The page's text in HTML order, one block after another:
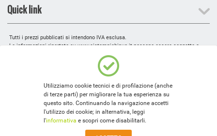
Quick link
Tutti i prezzi pubblicati si intendono IVA esclusa.
Le informazioni riportate su www.sistampichipuo.it possono essere soggette a
Le immagini sono indicative e possono presentare lievi variazioni cromatiche.
Web site design, testi e grafica © 2010-2019Explicita Srl
iproduzione anche parziale.
EXPLICITA SRL -Via Latorre, 43 - 72015 FASANO (BR)
R.I. Brindisi, Cod. Fiscale e Partita Iva 02282360748
Utilizziamo cookie tecnici e di profilazione (anche
di terze parti) per migliorare la tua esperienza su
questo sito. Continuando la navigazione accetti
l'utilizzo dei cookie; in alternativa, leggi
l'informativa e scopri come disabilitarli.​​​​